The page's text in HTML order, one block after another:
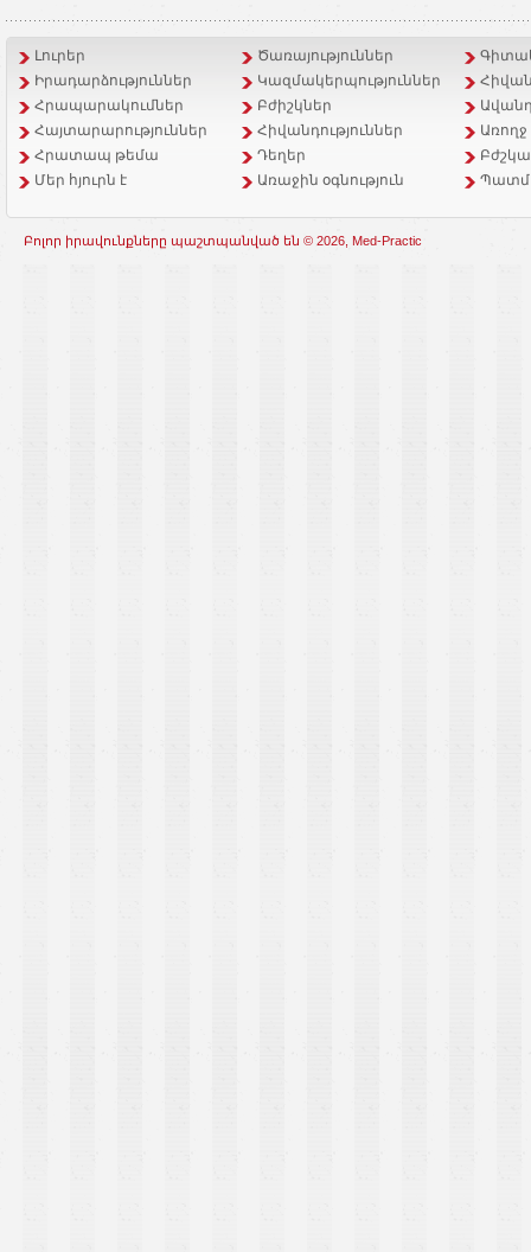
Լուրեր Ծառայություններ
Իրադարձություններ
Կազմակերպություններ
Հրապարակումներ
Բժիշկներ
Հայտարարություններ
Հիվանդություններ
Հրատապ թեմա
Դեղեր
Մեր հյուրն է
Առաջին օգնություն
Բոլոր իրավունքները պաշտպանված են © 2026, Med-Practic